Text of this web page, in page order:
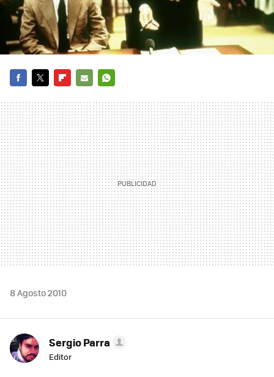
MAIL
8 Agosto 2010
Sergio Parra
Editor